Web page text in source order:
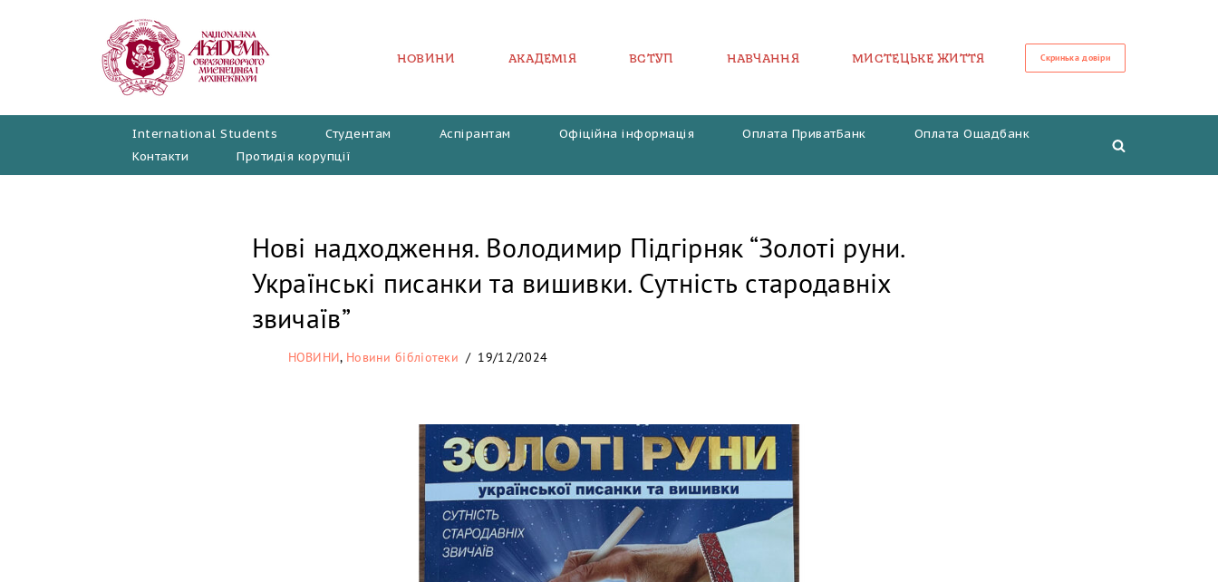
НОВИНИ АКАДЕМІЯ ВСТУП НАВЧАННЯ МИСТЕЦЬКЕ ЖИТТЯ Скринька довіри
International Students Студентам Аспірантам Офіційна інформація Оплата ПриватБанк
Оплата Ощадбанк
Контакти
Протидія корупції
Нові надходження. Володимир Підгірняк “Золоті руни.
Українські писанки та вишивки. Сутність стародавніх
звичаїв”
НОВИНИ, Новини бібліотеки 19/12/2024